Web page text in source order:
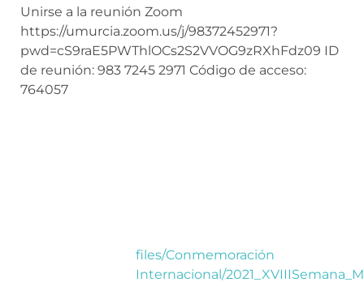
Unirse a la reunión Zoom
https://umurcia.zoom.us/j/98372452971?
pwd=cS9raE5PWThlOCs2S2VVOG9zRXhFdz09 ID
de reunión: 983 7245 2971 Código de acceso:
764057
files/Conmemoración
Internacional/